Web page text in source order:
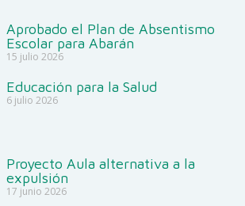
Aprobado el Plan de Absentismo
Escolar para Abarán
15 julio 2026
Educación para la Salud
6 julio 2026
Proyecto Aula alternativa a la
expulsión
17 junio 2026